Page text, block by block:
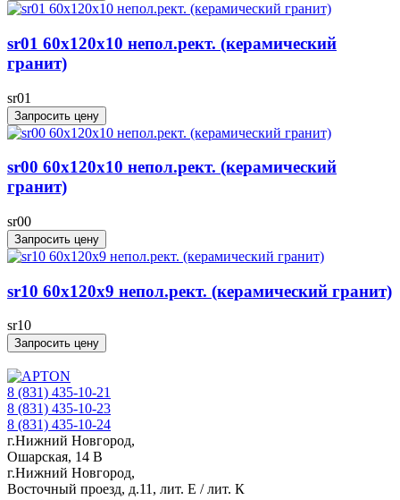
sr01 60x120х10 непол.рект. (керамический
гранит)
sr01
Запросить цену
sr00 60x120х10 непол.рект. (керамический
гранит)
sr00
Запросить цену
sr10 60x120x9 непол.рект. (керамический гранит)
sr10
Запросить цену
8 (831) 435-10-21
8 (831) 435-10-23
8 (831) 435-10-24
г.Нижний Новгород,
Ошарская, 14 В
г.Нижний Новгород,
Восточный проезд, д.11, лит. Е / лит. К